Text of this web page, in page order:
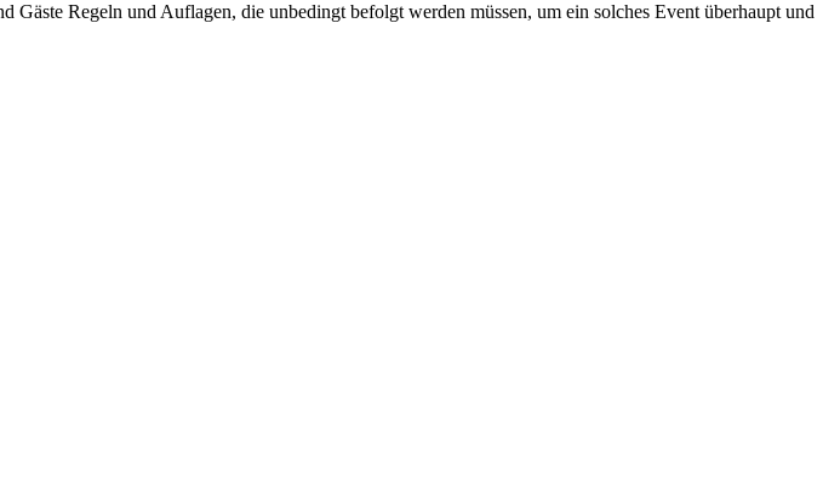
Regeln und Auflagen, die unbedingt befolgt werden müssen, um ein solches Event überhaupt und